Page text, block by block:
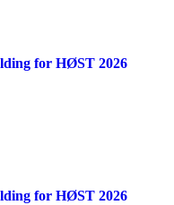
for HØST 2026
for HØST 2026